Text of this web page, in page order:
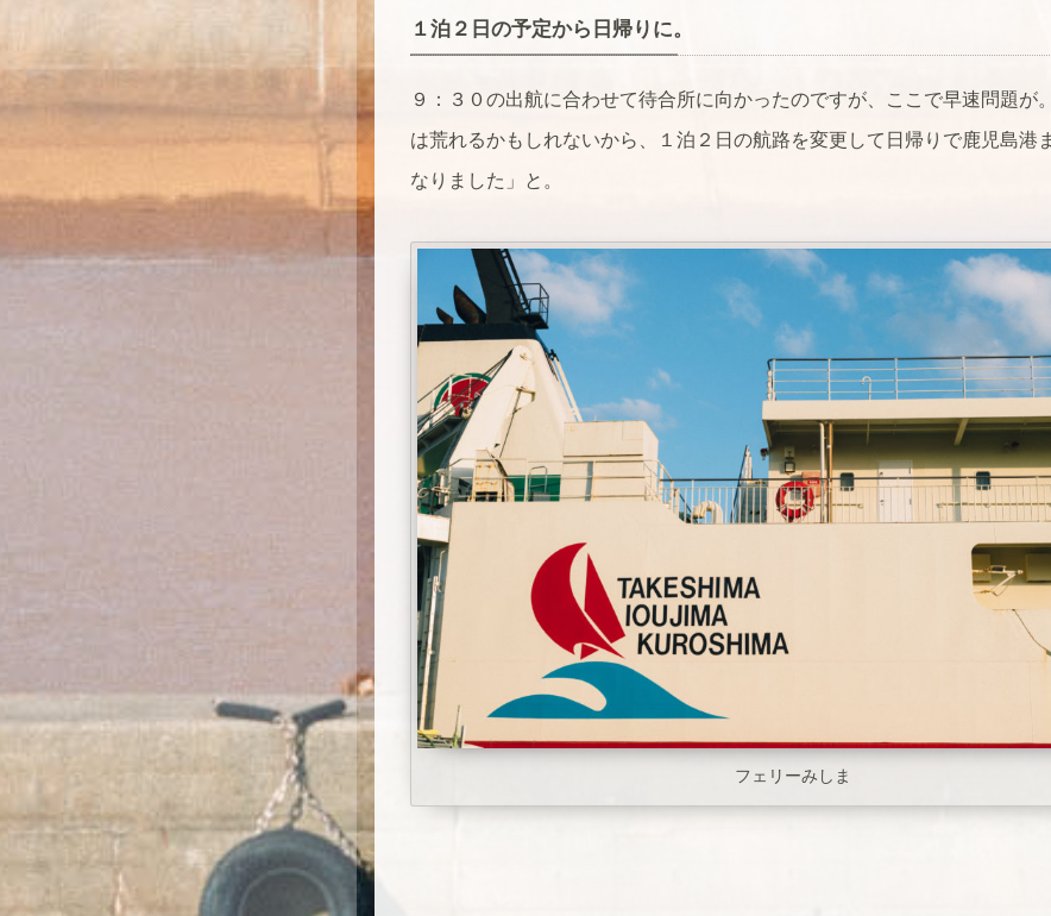
１泊２日の予定から日帰りに。
９：３０の出航に合わせて待合所に向かったのですが、ここで早速問題が
は荒れるかもしれないから、１泊２日の航路を変更して日帰りで鹿児島港
なりました」と。
フェリーみしま